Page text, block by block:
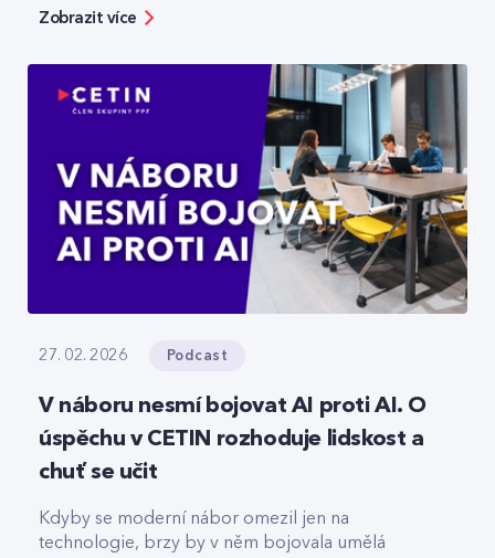
za špičkovou kvalitu a optimalizaci rádiové sítě. V
prázdné O2 areně nebo komu už dnes
spolehlivě slouží privátní 5G sítě.
Zobrazit více
27. 02. 2026 Podcast
V náboru nesmí bojovat AI proti AI. O
úspěchu v CETIN rozhoduje lidskost a
chuť se učit
Kdyby se moderní nábor omezil jen na
technologie, brzy by v něm bojovala umělá